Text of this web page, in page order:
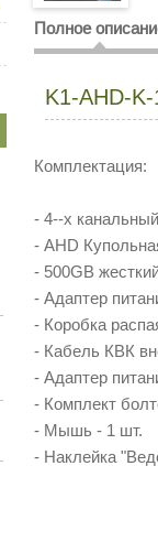
Полное
K1-AHD-
Комплектация:
- 4--x
- AHD
- 500GB
- Адаптер
- Коробка
- Кабель КВК
- Адаптер
- Комплект
- Мышь - 1 шт.
- Наклейка